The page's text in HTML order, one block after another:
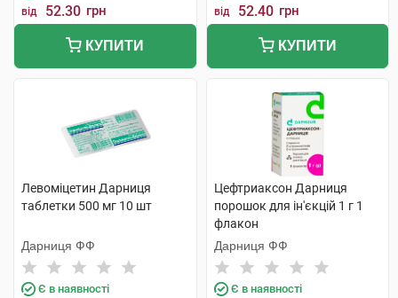
від 52.30 грн
КУПИТИ
від 52.40 грн
КУПИТИ
Левоміцетин Дарниця
таблетки 500 мг 10 шт
Дарниця ФФ
Є в наявності
Цефтриаксон Дарниця
порошок для ін'єкцій 1 г 1
флакон
Дарниця ФФ
Є в наявності